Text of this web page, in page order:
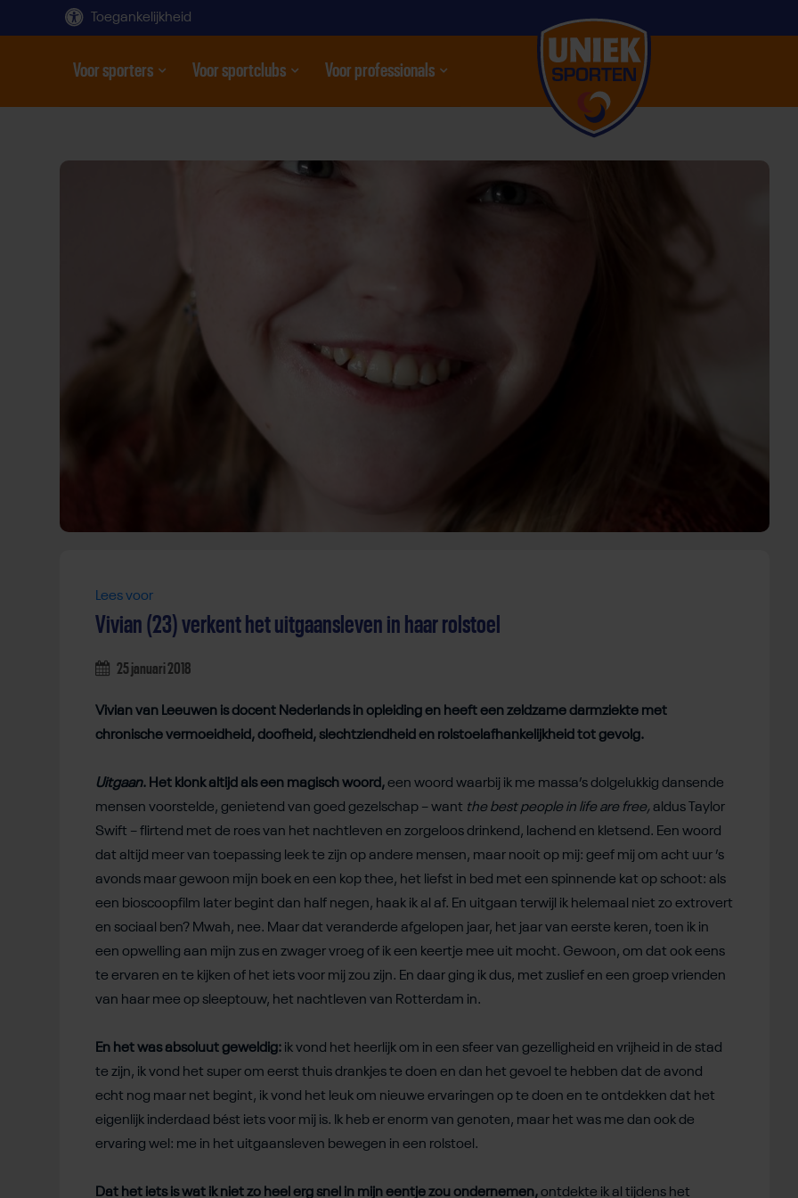
Toegankelijkheid
Open submenu
Voor sporters
Open submenu
Voor sportclubs
Open submenu
Voor professionals
Lees voor
Vivian (23) verkent het uitgaansleven in haar rolstoel
25 januari 2018
Vivian van Leeuwen is docent Nederlands in opleiding en heeft een zeldzame darmziekte met
chronische vermoeidheid, doofheid, slechtziendheid en rolstoelafhankelijkheid tot gevolg.
Uitgaan. Het klonk altijd als een magisch woord,een woord waarbij ik me massa’s dolgelukkig dansende
mensen voorstelde, genietend van goed gezelschap – want the best people in life are free, aldus Taylor
Swift – flirtend met de roes van het nachtleven en zorgeloos drinkend, lachend en kletsend. Een woord
dat altijd meer van toepassing leek te zijn op andere mensen, maar nooit op mij: geef mij om acht uur ’s
avonds maar gewoon mijn boek en een kop thee, het liefst in bed met een spinnende kat op schoot: als
een bioscoopfilm later begint dan half negen, haak ik al af. En uitgaan terwijl ik helemaal niet zo extrovert
en sociaal ben? Mwah, nee. Maar dat veranderde afgelopen jaar, het jaar van eerste keren, toen ik in
een opwelling aan mijn zus en zwager vroeg of ik een keertje mee uit mocht. Gewoon, om dat ook eens
te ervaren en te kijken of het iets voor mij zou zijn. En daar ging ik dus, met zuslief en een groep vrienden
van haar mee op sleeptouw, het nachtleven van Rotterdam in.
En het was absoluut geweldig: ik vond het heerlijk om in een sfeer van gezelligheid en vrijheid in de stad
te zijn, ik vond het super om eerst thuis drankjes te doen en dan het gevoel te hebben dat de avond
echt nog maar net begint, ik vond het leuk om nieuwe ervaringen op te doen en te ontdekken dat het
eigenlijk inderdaad bést iets voor mij is. Ik heb er enorm van genoten, maar het was me dan ook de
ervaring wel: me in het uitgaansleven bewegen in een rolstoel.
Dat het iets is wat ik niet zo heel erg snel in mijn eentje zou ondernemen,ontdekte ik al tijdens het